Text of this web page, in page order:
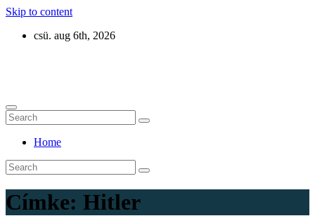
Skip to content
csü. aug 6th, 2026
Home
Címke: Hitler